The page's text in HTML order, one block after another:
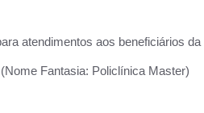
atendimentos aos beneficiários da
Fantasia: Policlínica Master)